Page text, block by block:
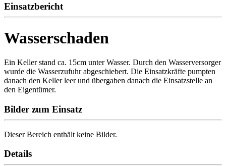
Einsatzbericht
Wasserschaden
Ein Keller stand ca. 15cm unter Wasser. Durch den Wasserversorger
wurde die Wasserzufuhr abgeschiebert. Die Einsatzkräfte pumpten
danach den Keller leer und übergaben danach die Einsatzstelle an
den Eigentümer.
Bilder zum Einsatz
Dieser Bereich enthält keine Bilder.
Details